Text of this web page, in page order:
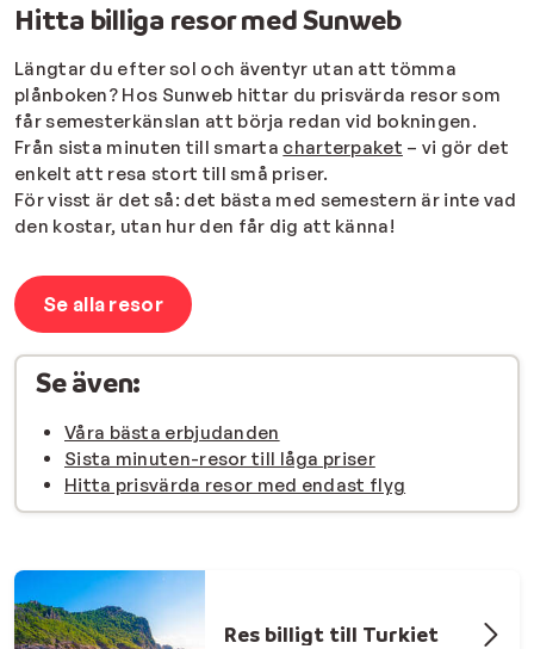
Hitta billiga resor med Sunweb
Längtar du efter sol och äventyr utan att tömma
plånboken? Hos Sunweb hittar du prisvärda resor som
får semesterkänslan att börja redan vid bokningen.
Från sista minuten till smarta charterpaket – vi gör det
enkelt att resa stort till små priser.
För visst är det så: det bästa med semestern är inte vad
den kostar, utan hur den får dig att känna!
Se alla resor
Se även:
Våra bästa erbjudanden
Sista minuten-resor till låga priser
Hitta prisvärda resor med endast flyg
Res billigt till Turkiet